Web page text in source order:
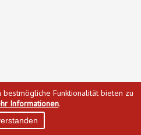
bestmögliche Funktionalität bieten zu
Informationen.